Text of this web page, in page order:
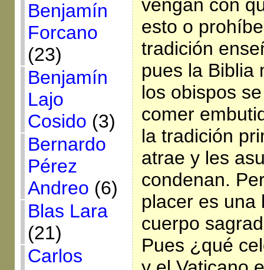
Benjamín
Forcano
(23)
Benjamín
Lajo
Cosido (3)
Bernardo
Pérez
Andreo (6)
Blas Lara
(21)
Carlos
vengan con
esto o
tradición
pues la Biblia
los obispos
comer
la tradición
atrae y les
condenan.
placer es una
cuerpo
Pues ¿qué